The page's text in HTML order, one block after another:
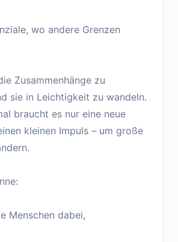
wo andere Grenzen
Zusammenhänge zu
sie in Leichtigkeit zu wandeln.
braucht es nur eine neue
kleinen Impuls – um große
Menschen dabei,